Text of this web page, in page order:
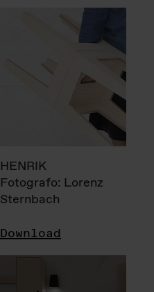
HENRIK
Fotografo: Lorenz
Sternbach
Download